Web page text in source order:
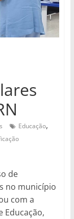
Educação,
de
no município
com a
Educação,